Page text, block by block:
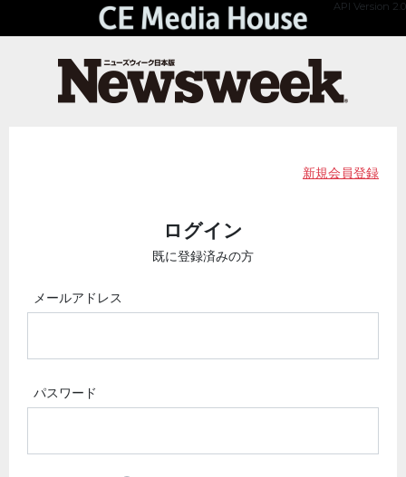
API Version 2.0
新規会員登録
ログイン
既に登録済みの方
メールアドレス
パスワード